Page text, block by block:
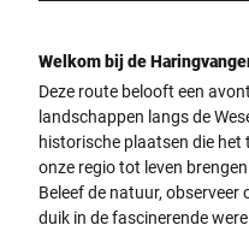
Welkom bij de
Deze route belooft een
landschappen langs de
historische plaatsen die
onze regio tot leven
Beleef de natuur,
duik in de fascinerende